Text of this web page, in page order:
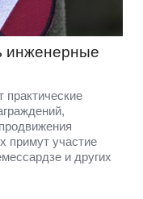
инженерные
практические
примут участие
и других